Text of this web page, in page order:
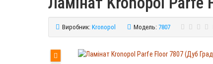
Виробник: Kronopol Модель: 7807